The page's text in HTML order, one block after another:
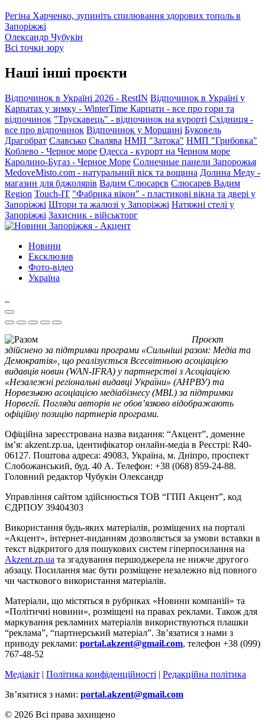
Регіна Харченко, зупиніть спилювання здорових тополь в
Запоріжжі
Олександр Чубукін
Всі точки зору
Наші інші проєкти
Відпочинок в Україні 2026 - RestIN Відпочинок в Україні у
Карпатах у зимку - WinterTime Карпати - все про гори та
відпочинок "Трускавець" - відпочинок на курорті Східниця -
все про відпочинок Відпочинок у Моршині Буковель
Драгобрат Славсько Свалява НМП "Затока" НМП "Грибовка"
Коблево - Черное море Одесса - курорт на Черном море
Каролино-Бугаз - Черное Море Солнечные панели Запорожья
MedoveMisto.com - натуральний віск та вощина Долина Меду -
магазин для бджолярів Вадим Слюсарєв Слюсарев Вадим
Region Touch-IT "Фабрика вікон" - пластикові вікна та двері у
Запоріжжі Штори та жалюзі у Запоріжжі Натяжні стелі у
Запоріжжі Захисник - військторг
Новини
Ексклюзив
Фото-відео
Україна
Проєкт
здійснено за підтримки програми «Сильніші разом: Медіа та
Демократія», що реалізується Всесвітньою асоціацією
видавців новин (WAN-IFRA) у партнерстві з Асоціацією
«Незалежні регіональні видавці України» (АНРВУ) та
Норвезькою асоціацією медіабізнесу (MBL) за підтримки
Норвегії. Погляди авторів не обов’язково відображають
офіційну позицію партнерів програми.
Офіційна зареєстрована назва видання: “Акцент”, доменне
ім’я: akzent.zp.ua, ідентифікатор онлайн-медіа в Реєстрі: R40-
06127. Поштова адреса: 49083, Україна, м. Дніпро, проспект
Слобожанський, буд. 40 А. Телефон: +38 (068) 859-24-88.
Головний редактор Чубукін Олександр
Управління сайтом здійснюється ТОВ “ГПП Акцент”, код
ЄДРПОУ 39404303
Використання будь-яких матеріалів, розміщених на порталі
«Акцент», інтернет-виданням дозволяється за умови вставки в
текст відкритого для пошукових систем гіперпосилання на
Akzent.zp.ua та згадування першоджерела не нижче другого
абзацу. Посилання має бути розміщене незалежно від повного
чи часткового використання матеріалів.
Матеріали, що містяться в рубриках «Новини компаній» та
«Політичні новини», розміщені на правах реклами. Також для
маркування рекламних матеріалів використвуються плашки
“реклама”, “партнерський матеріал”. Зв’язатися з нами з
приводу реклами: portal.akzent@gmail.com, телефон +38 (099)
767-48-52
Медіакіт | Політика конфіденційності | Редакційна політика
Зв’язатися з нами: portal.akzent@gmail.com
© 2026 Всі права захищено